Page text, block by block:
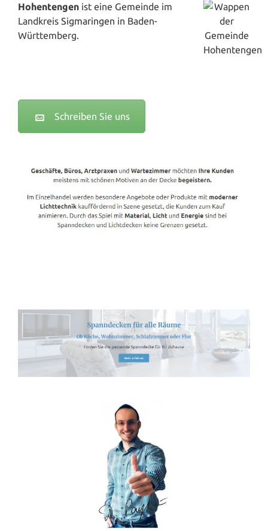
Hohentengen ist eine Gemeinde im
Landkreis Sigmaringen in Baden-
Württemberg.
Schreiben Sie uns